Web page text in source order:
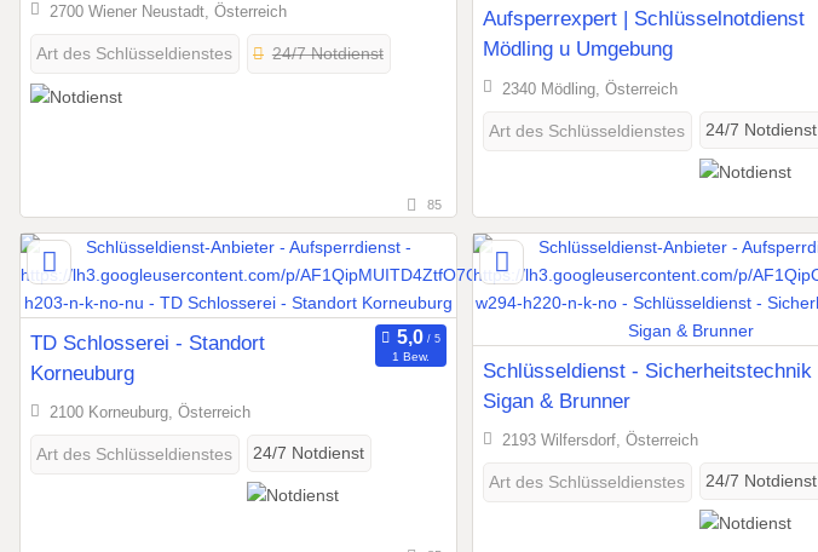
2700 Wiener Neustadt, Österreich
Art des Schlüsseldienstes 24/7 Notdienst
85
Aufsperrexpert | Schlüsselnotdienst
Mödling u Umgebung
2340 Mödling, Österreich
Art des Schlüsseldienstes 24/7 Notdienst
TD Schlosserei - Standort
Korneuburg
1 Bew.
2100 Korneuburg, Österreich
Art des Schlüsseldienstes 24/7 Notdienst
Schlüsseldienst - Sicherheitstechnik
Sigan & Brunner
2193 Wilfersdorf, Österreich
Art des Schlüsseldienstes 24/7 Notdienst